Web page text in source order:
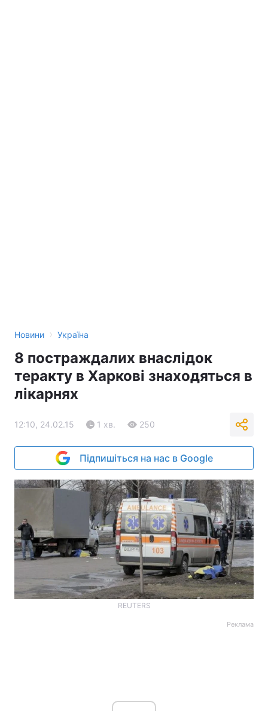
Новини › Україна
8 постраждалих внаслідок
теракту в Харкові знаходяться в
лікарнях
12:10, 24.02.15 1 хв. 250
Підпишіться на нас в Google
REUTERS
Реклама